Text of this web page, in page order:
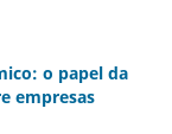
o papel da
empresas